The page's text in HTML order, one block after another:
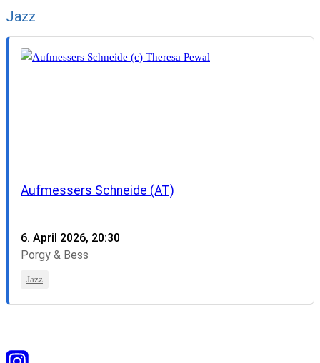
Jazz
Aufmessers Schneide (AT)
6. April 2026, 20:30
Porgy & Bess
Jazz